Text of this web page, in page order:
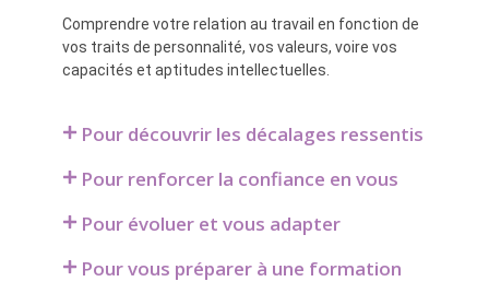
Comprendre votre relation au travail en fonction de
vos traits de personnalité, vos valeurs, voire vos
capacités et aptitudes intellectuelles.
Pour découvrir les décalages ressentis
Pour renforcer la confiance en vous
Pour évoluer et vous adapter
Pour vous préparer à une formation